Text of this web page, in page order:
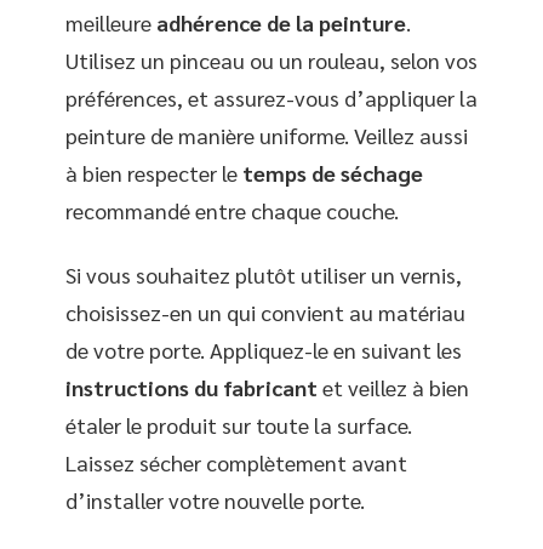
meilleure adhérence de la peinture.
Utilisez un pinceau ou un rouleau, selon vos
préférences, et assurez-vous d’appliquer la
peinture de manière uniforme. Veillez aussi
à bien respecter le temps de séchage
recommandé entre chaque couche.
Si vous souhaitez plutôt utiliser un vernis,
choisissez-en un qui convient au matériau
de votre porte. Appliquez-le en suivant les
instructions du fabricant et veillez à bien
étaler le produit sur toute la surface.
Laissez sécher complètement avant
d’installer votre nouvelle porte.